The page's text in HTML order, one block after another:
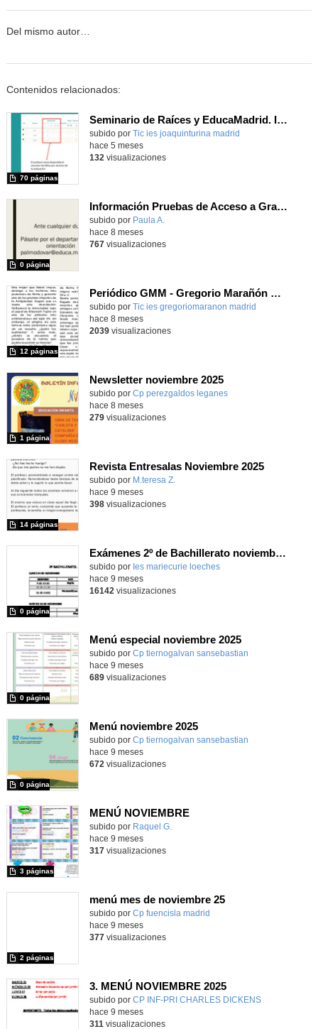
Del mismo autor…
Contenidos relacionados:
Seminario de Raíces y EducaMadrid. IES Joaquín Turina
subido por Tic ies joaquinturina madrid
70 páginas
hace 5 meses
132 visualizaciones
Información Pruebas de Acceso a Grado Medio y Superior para el curso 25/26
Contenido educativo.
subido por Paula A.
0 página
hace 8 meses
767visualizaciones
Periódico GMM - Gregorio Marañón Monthly - Noviembre
Contenido educativo.
subido por Tic ies gregoriomaranon madrid
12 páginas
hace 8 meses
2039visualizaciones
Newsletter noviembre 2025
subido por Cp perezgaldos leganes
1 página
-
hace 8 meses
279visualizaciones
Revista Entresalas Noviembre 2025
Contenido educativo.
subido por M.teresa Z.
14 páginas
hace 9 meses
398visualizaciones
Exámenes 2º de Bachillerato noviembre 25
Contenido educativo.
subido por Ies mariecurie loeches
0 página
-
hace 9 meses
16142 visualizaciones
Menú especial noviembre 2025
subido por Cp tiernogalvan sansebastian
0 página
hace 9 meses
689visualizaciones
Menú noviembre 2025
subido por Cp tiernogalvan sansebastian
0 página
hace 9 meses
672 visualizaciones
MENÚ NOVIEMBRE
Contenido educativo.
subido por Raquel G.
3 páginas
hace 9 meses
317visualizaciones
menú mes de noviembre 25
Contenido educativo.
subido por Cp fuencisla madrid
2 páginas
hace 9 meses
377visualizaciones
3. MENÚ NOVIEMBRE 2025
subido por CP INF-PRI CHARLES DICKENS-
hace 9 meses
311 visualizaciones